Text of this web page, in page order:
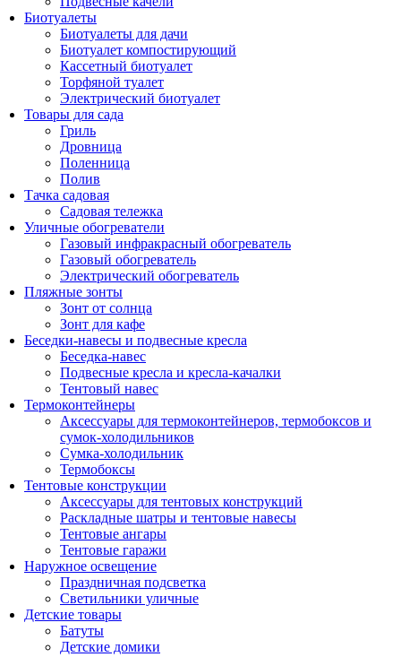
Биотуалеты
Биотуалеты для дачи
Биотуалет компостирующий
Кассетный биотуалет
Торфяной туалет
Электрический биотуалет
Товары для сада
Гриль
Дровница
Поленница
Полив
Тачка садовая
Садовая тележка
Уличные обогреватели
Газовый инфракрасный обогреватель
Газовый обогреватель
Электрический обогреватель
Пляжные зонты
Зонт от солнца
Зонт для кафе
Беседки-навесы и подвесные кресла
Беседка-навес
Подвесные кресла и кресла-качалки
Тентовый навес
Термоконтейнеры
Аксессуары для термоконтейнеров, термобоксов и
сумок-холодильников
Сумка-холодильник
Термобоксы
Тентовые конструкции
Аксессуары для тентовых конструкций
Раскладные шатры и тентовые навесы
Тентовые ангары
Тентовые гаражи
Наружное освещение
Праздничная подсветка
Светильники уличные
Детские товары
Батуты
Детские домики